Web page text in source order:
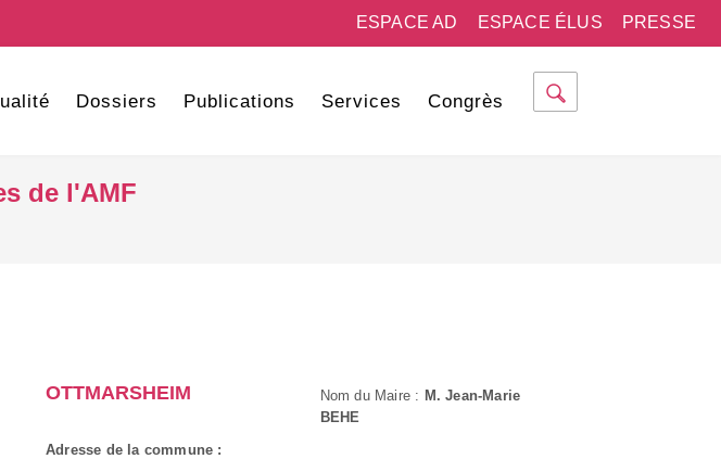
PRESSE
ESPACE ÉLUS
ESPACE AD
Dossiers Publications Services Congrès
de l'AMF
OTTMARSHEIM
Adresse de la commune :
Nom du Maire : M. Jean-Marie
BEHE